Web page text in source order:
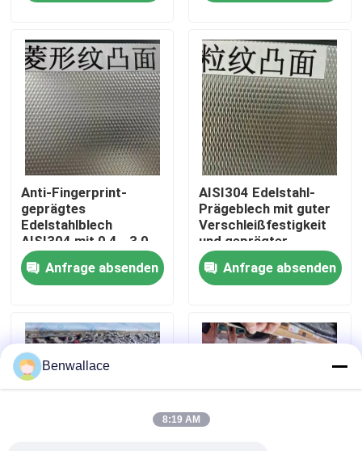
Videos
Über uns
Werksbesichtigung
Qualitätskontrolle
Kontakt mit uns
Neuigkeiten
Rechtssachen
Anti-Fingerprint-
geprägtes
Edelstahlblech
AISI304 mit 0,4 - 3,0
mm Dicke für
architektonische
Anwendungen
Anfrage absenden
AISI304 Edelstahl-
Prägeblech mit guter
Verschleißfestigkeit
und geprägter
Oberfläche für
dekorative
Anwendungen
Anfrage absenden
Benwallace
8:19 AM